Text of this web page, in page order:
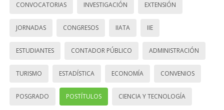
CONVOCATORIAS INVESTIGACIÓN EXTENSIÓN
JORNADAS CONGRESOS IIATA IIE
ESTUDIANTES CONTADOR PÚBLICO ADMINISTRACIÓN
TURISMO ESTADÍSTICA ECONOMÍA CONVENIOS
POSGRADO POSTÍTULOS CIENCIA Y TECNOLOGÍA